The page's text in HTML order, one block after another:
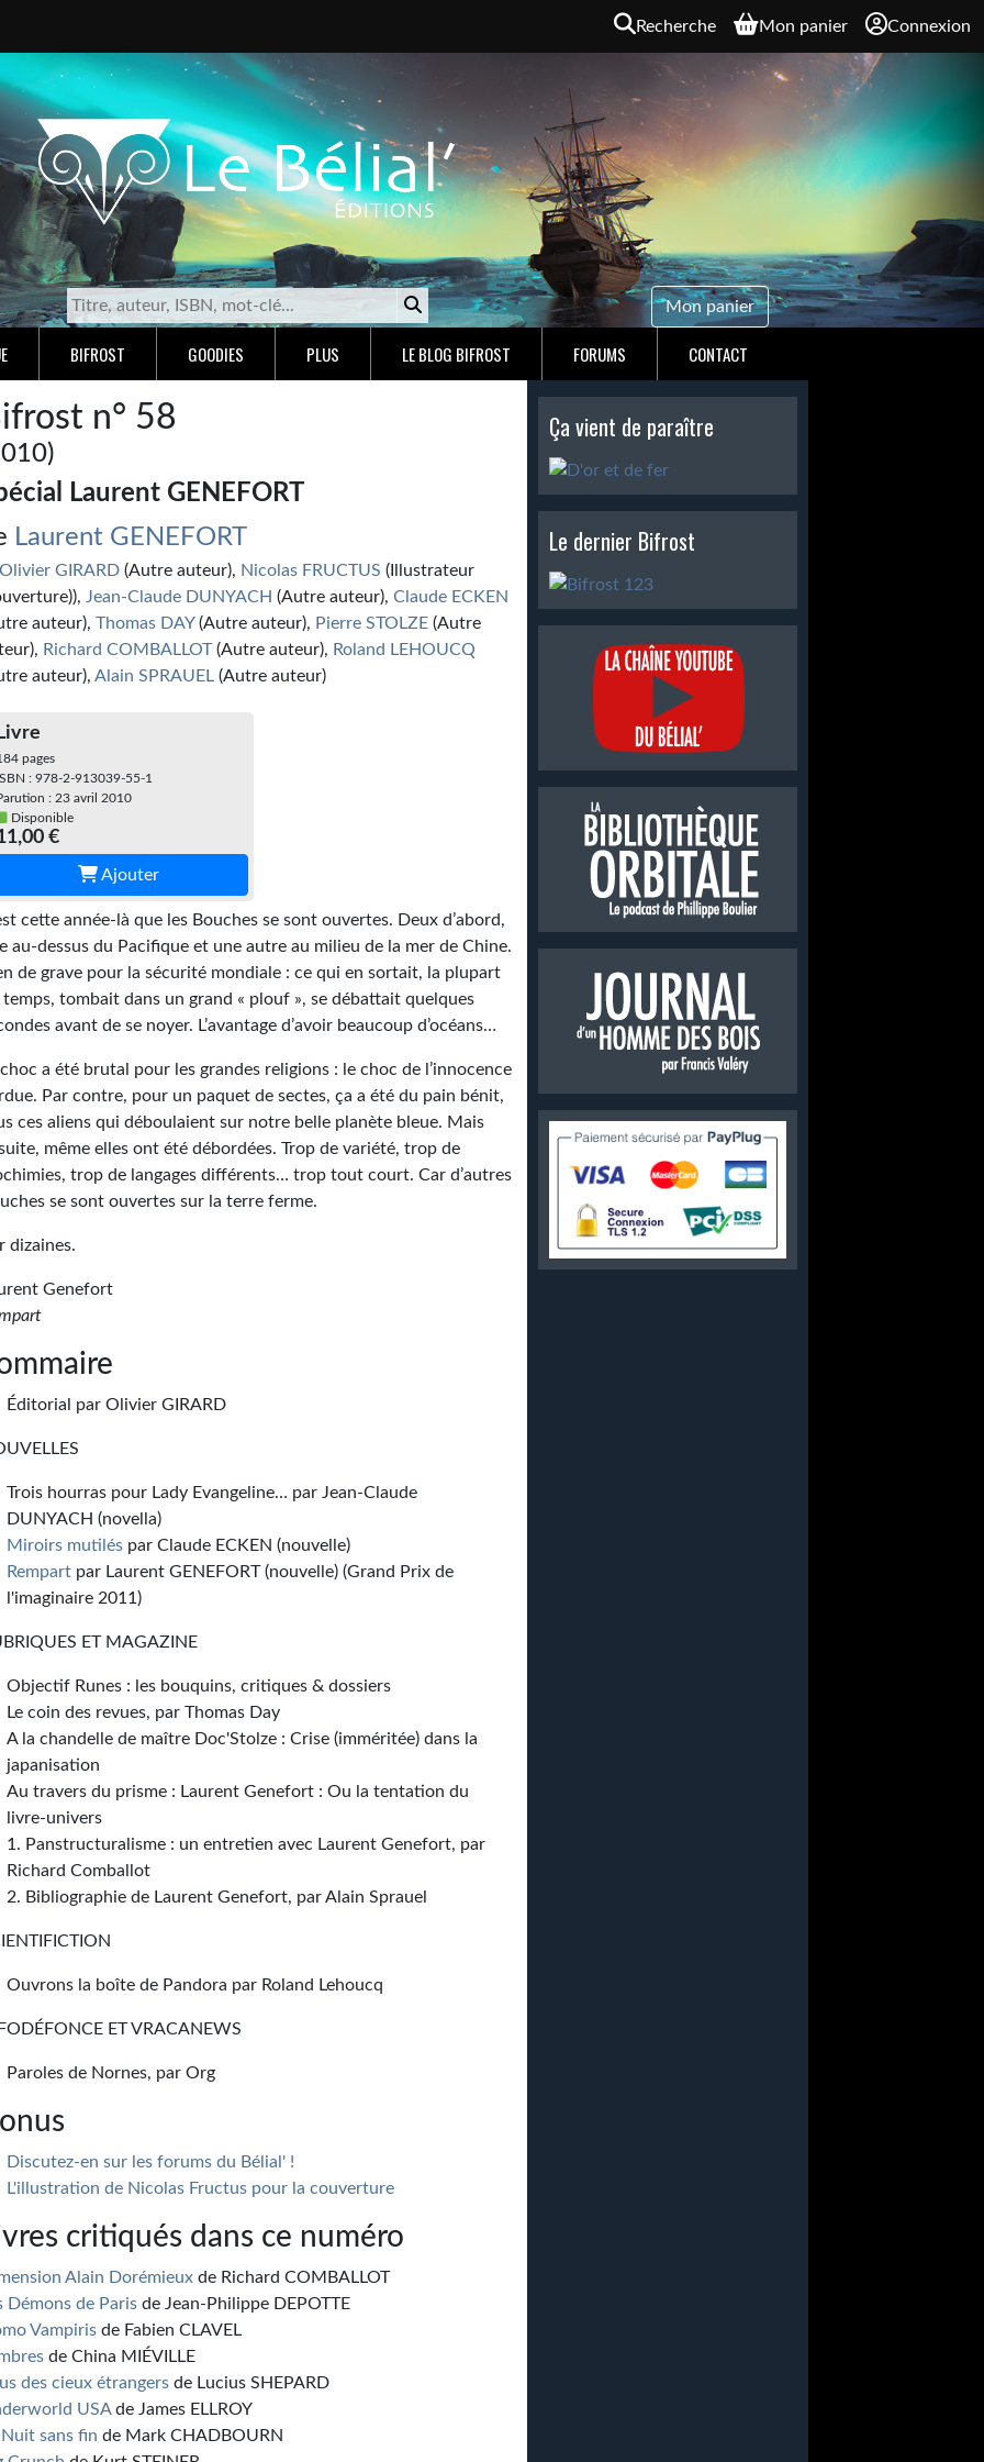
Recherche Mon panier Connexion
Mon panier
BIFROST GOODIES PLUS LE BLOG BIFROST FORUMS CONTACT
n° 58
Laurent GENEFORT
Laurent GENEFORT
Olivier GIRARD (Autre auteur), Nicolas FRUCTUS (Illustrateur
Jean-Claude DUNYACH (Autre auteur),Claude ECKEN
auteur),Thomas DAY(Autre auteur), Pierre STOLZE (Autre
Richard COMBALLOT(Autre auteur), Roland LEHOUCQ
auteur),Alain SPRAUEL (Autre auteur)
pages
: 978-2-913039-55-1
: 23 avril 2010
Disponible
€
Ajouter
cette année-là que les Bouches se sont ouvertes. Deux d’abord,
au-dessus du Pacifique et une autre au milieu de la mer de Chine.
de grave pour la sécurité mondiale : ce qui en sortait, la plupart
temps, tombait dans un grand « plouf », se débattait quelques
avant de se noyer. L’avantage d’avoir beaucoup d’océans…
a été brutal pour les grandes religions : le choc de l’innocence
Par contre, pour un paquet de sectes, ça a été du pain bénit,
ces aliens qui déboulaient sur notre belle planète bleue. Mais
même elles ont été débordées. Trop de variété, trop de
trop de langages différents… trop tout court. Car d’autres
se sont ouvertes sur la terre ferme.
dizaines.
Genefort
Éditorial par Olivier GIRARD
Trois hourras pour Lady Evangeline… par Jean-Claude
DUNYACH (novella)
Miroirs mutilés par Claude ECKEN (nouvelle)
Rempart par Laurent GENEFORT (nouvelle) (Grand Prix de
l'imaginaire 2011)
ET MAGAZINE
Objectif Runes : les bouquins, critiques & dossiers
Le coin des revues, par Thomas Day
A la chandelle de maître Doc'Stolze : Crise (imméritée) dans la
japanisation
Au travers du prisme : Laurent Genefort : Ou la tentation du
livre-univers
1. Panstructuralisme : un entretien avec Laurent Genefort, par
Richard Comballot
2. Bibliographie de Laurent Genefort, par Alain Sprauel
Ouvrons la boîte de Pandora par Roland Lehoucq
ET VRACANEWS
Paroles de Nornes, par Org
Discutez-en sur les forums du Bélial' !
L'illustration de Nicolas Fructus pour la couverture
critiqués dans ce numéro
Alain Dorémieux de Richard COMBALLOT
Démons de Paris de Jean-Philippe DEPOTTE
Vampiris de Fabien CLAVEL
de China MIÉVILLE
des cieux étrangers de Lucius SHEPARD
USAde James ELLROY
Nuit sans fin de Mark CHADBOURN
Ça vient de paraître
Le dernier Bifrost